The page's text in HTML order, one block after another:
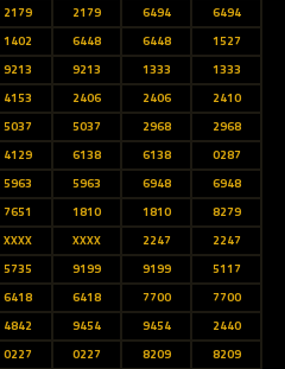
2179 2179 6494
6494
1402 6448 6448
1527
9213 9213 1333
1333
4153 2406 2406
2410
5037 5037 2968
2968
4129 6138 6138
0287
5963 5963 6948
6948
7651 1810 1810
8279
XXXX XXXX 2247
2247
5735 9199 9199
5117
6418 6418 7700
7700
4842 9454 9454
2440
0227 0227 8209
8209